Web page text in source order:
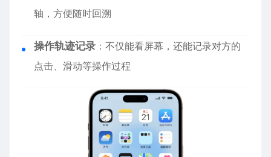
轴，方便随时回溯
操作轨迹记录 ：不仅能看屏幕，还能记录对方的
点击、滑动等操作过程